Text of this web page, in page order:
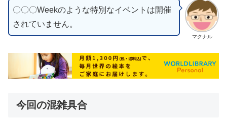
マクナル
〇〇〇Weekのような特別なイベントは開催
されていません。
今回の混雑具合